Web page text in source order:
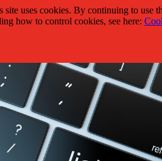
uses cookies. By continuing to use
how to control cookies, see here: